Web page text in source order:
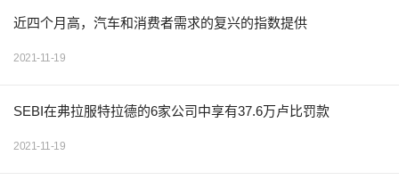
近四个月高，汽车和消费者需求的复兴的指数提供
2021-11-19
SEBI在弗拉服特拉德的6家公司中享有37.6万卢比罚款
2021-11-19